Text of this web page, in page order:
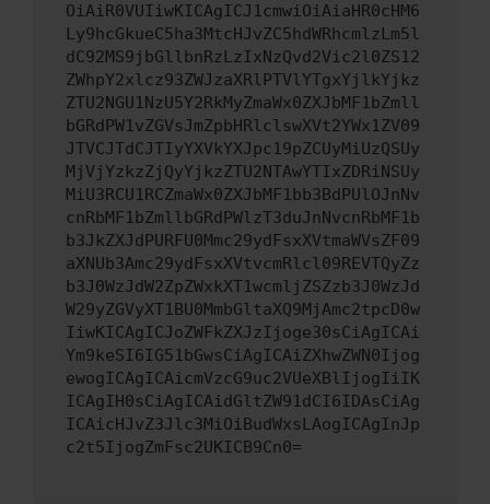
OiAiR0VUIiwKICAgICJ1cmwiOiAiaHR0cHM6
Ly9hcGkueC5ha3MtcHJvZC5hdWRhcmlzLm5l
dC92MS9jbGllbnRzLzIxNzQvd2Vic2l0ZS12
ZWhpY2xlcz93ZWJzaXRlPTVlYTgxYjlkYjkz
ZTU2NGU1NzU5Y2RkMyZmaWx0ZXJbMF1bZmll
bGRdPW1vZGVsJmZpbHRlclswXVt2YWx1ZV09
JTVCJTdCJTIyYXVkYXJpc19pZCUyMiUzQSUy
MjVjYzkzZjQyYjkzZTU2NTAwYTIxZDRiNSUy
MiU3RCU1RCZmaWx0ZXJbMF1bb3BdPUlOJnNv
cnRbMF1bZmllbGRdPWlzT3duJnNvcnRbMF1b
b3JkZXJdPURFU0Mmc29ydFsxXVtmaWVsZF09
aXNUb3Amc29ydFsxXVtvcmRlcl09REVTQyZz
b3J0WzJdW2ZpZWxkXT1wcmljZSZzb3J0WzJd
W29yZGVyXT1BU0MmbGltaXQ9MjAmc2tpcD0w
IiwKICAgICJoZWFkZXJzIjoge30sCiAgICAi
Ym9keSI6IG51bGwsCiAgICAiZXhwZWN0Ijog
ewogICAgICAicmVzcG9uc2VUeXBlIjogIiIK
ICAgIH0sCiAgICAidGltZW91dCI6IDAsCiAg
ICAicHJvZ3Jlc3MiOiBudWxsLAogICAgInJp
c2t5IjogZmFsc2UKICB9Cn0=